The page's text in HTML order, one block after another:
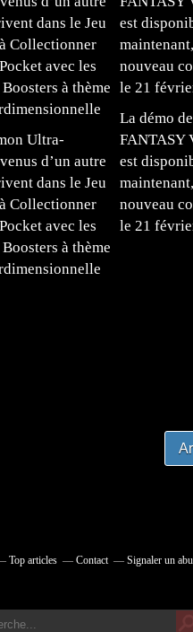
Ultra-
d’un autre
dans le Jeu
Collectionner
avec les
à thème
La démo
FANTASY
est
nouveau
le 21
Top articles Contact Signaler un